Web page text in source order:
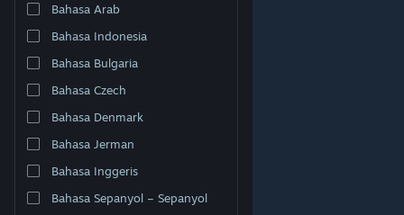
Bahasa Arab
Bahasa Indonesia
Bahasa Bulgaria
Bahasa Czech
Bahasa Denmark
Bahasa Jerman
Bahasa Inggeris
Bahasa Sepanyol – Sepanyol